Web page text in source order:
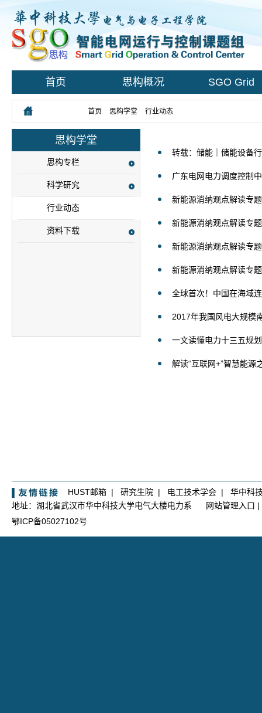
首页 思构概况 SGO Grid
首页 思构学堂 行业动态
思构学堂
思构专栏
科学研究
行业动态
资料下载
转载：储能｜储能设备
广东电网电力调度控制
新能源消纳观点解读专
新能源消纳观点解读专
新能源消纳观点解读专
新能源消纳观点解读专
全球首次！中国在海域
2017年我国风电大规模
一文读懂电力十三五规
解读“互联网+”智慧能源
HUST邮箱 | 研究生院 | 电工技术学会 | 华中科
地址：湖北省武汉市华中科技大学电气大楼电力系
网站管理入口 |
鄂ICP备05027102号